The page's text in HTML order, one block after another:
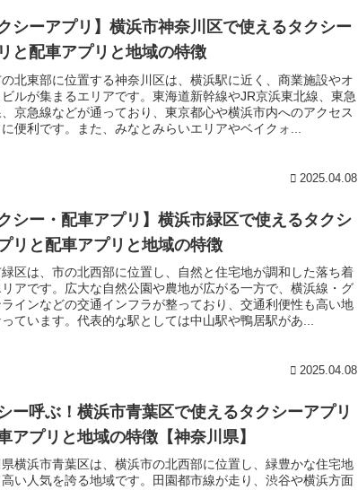
クシーアプリ】横浜市神奈川区で使えるタクシー
と配車アプリと地域の特徴
北東部に位置する神奈川区は、横浜駅に近く、商業施設やオ
ルが集まるエリアです。東海道新幹線やJR京浜東北線、東急
京急線などが通っており、東京都心や横浜市内へのアクセス
便利です。また、みなとみらいエリアやベイクォ...
2025.04.08
クシー・配車アプリ】横浜市緑区で使えるタクシ
リと配車アプリと地域の特徴
区は、市の北西部に位置し、自然と住宅地が調和した落ち着
アです。広大な自然公園や農地が広がる一方で、横浜線・グ
ラインなどの交通インフラが整っており、交通利便性も高い地
ています。代表的な駅としては中山駅や鴨居駅があ...
2025.04.08
ー呼ぶ！横浜市青葉区で使えるタクシーアプリ
アプリと地域の特徴【神奈川県】
横浜市青葉区は、横浜市の北西部に位置し、緑豊かな住宅地
高い人気を誇る地域です。田園都市線が走り、渋谷や横浜方面